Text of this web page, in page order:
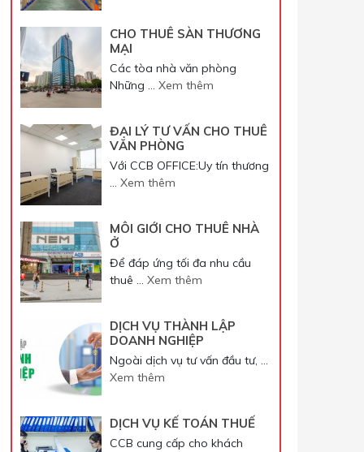
CHO THUÊ SÀN THƯƠNG
MẠI
Các tòa nhà văn phòng
Những … Xem thêm
ĐẠI LÝ TƯ VẤN CHO THUÊ
VĂN PHÒNG
Với CCB OFFICE:Uy tín thương
… Xem thêm
MÔI GIỚI CHO THUÊ NHÀ
Ở
Để đáp ứng tối đa nhu cầu
thuê … Xem thêm
DỊCH VỤ THÀNH LẬP
DOANH NGHIỆP
Ngoài dịch vụ tư vấn đầu tư, …
Xem thêm
DỊCH VỤ KẾ TOÁN THUẾ
CCB cung cấp cho khách